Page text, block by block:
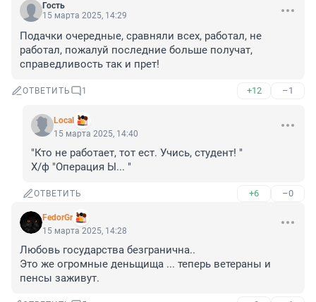
Гость
15 марта 2025, 14:29
Подачки очередные, сравняли всех, работал, не
работал, пожалуй последние больше получат,
справедливость так и прет!
ОТВЕТИТЬ 1 +12 –1
Local
15 марта 2025, 14:40
"Кто не работает, тот ест. Учись, студент! "
Х/ф "Операция Ы... "
ОТВЕТИТЬ +6 –0
FedorGr
15 марта 2025, 14:28
Любовь государства безгранична..
Это же огромные деньщища ... теперь ветераны и
пенсы заживут.